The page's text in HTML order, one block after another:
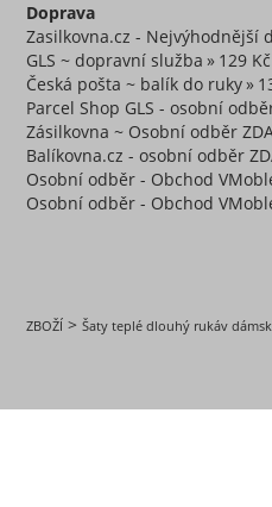
Doprava
Zasilkovna.cz - Nejvýhodnější
GLS ~ dopravní služba
129 Kč
Česká pošta ~ balík do ruky
Parcel Shop GLS - osobní
Zásilkovna ~ Osobní odběr
Balíkovna.cz - osobní odběr
Osobní odběr - Obchod
Osobní odběr - Obchod
ZBOŽÍ > Šaty teplé dlouhý rukáv